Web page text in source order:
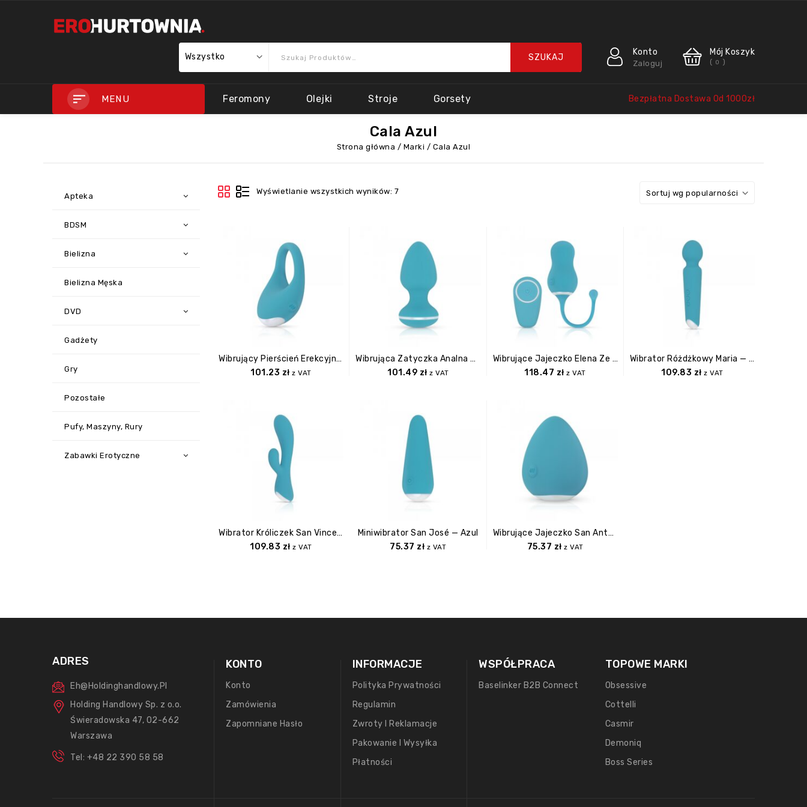
Wszystko Konto
Zaloguj
Mój Koszyk
( 0 )
MENU Feromony Olejki Stroje Gorsety Bezpłatna Dostawa Od 1000zł
Cala Azul
Strona główna / Marki / Cala Azul
Apteka
BDSM
Bielizna
Bielizna Męska
DVD
Gadżety
Gry
Pozostałe
Pufy, Maszyny, Rury
Zabawki Erotyczne
Wyświetlanie wszystkich wyników: 7 Sortuj wg popularności
Wibrujący Pierścień Erekcyjny San Miguel — Azul
101.23 zł z VAT
Wibrująca Zatyczka Analna San Rafael — Azul
101.49 zł z VAT
Wibrujące Jajeczko Elena Ze Zdalnym Sterowaniem – Azul
118.47 zł z VAT
Wibrator Różdżkowy Maria — Azul
109.83 zł z VAT
Wibrator Króliczek San Vincent — Azul
109.83 zł z VAT
Miniwibrator San José — Azul
75.37 zł z VAT
Wibrujące Jajeczko San Antonio — Azul
75.37 zł z VAT
ADRES
Eh@holdinghandlowy.pl
Holding Handlowy Sp. z o.o.
Świeradowska 47, 02-662
Warszawa
Tel: +48 22 390 58 58
KONTO
Konto
Zamówienia
Zapomniane Hasło
INFORMACJE
Polityka Prywatności
Regulamin
Zwroty I Reklamacje
Pakowanie I Wysyłka
Płatności
WSPÓŁPRACA
Baselinker B2B Connect
TOPOWE MARKI
Obsessive
Cottelli
Casmir
Demoniq
Boss Series